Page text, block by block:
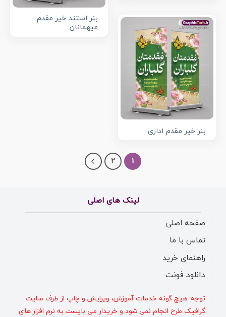
بنر استند خیر مقدم
میهمانان
بنر خیر مقدم اداری
1
2
لینک های اصلی
صفحه اصلی
تماس با ما
راهنمای خرید
دانلود فونت
توجه: هیچ گونه خدمات آموزش، ویرایش و چاپ از طرف سایت
گرافیک طرح انجام نمی شود و خریدار می بایست به نرم افزار های